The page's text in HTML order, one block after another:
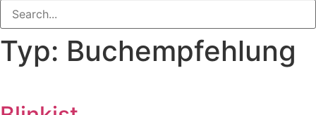
Typ: Buchempfehlung